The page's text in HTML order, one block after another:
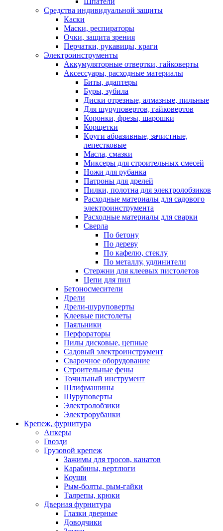
Средства индивидуальной защиты
Каски
Маски, респираторы
Очки, защита зрения
Перчатки, рукавицы, краги
Электроинструменты
Аккумуляторные отвертки, гайковерты
Аксессуары, расходные материалы
Биты, адаптеры
Буры, зубила
Диски отрезные, алмазные, пильные
Для шуруповертов, гайковертов
Коронки, фрезы, шарошки
Корщетки
Круги абразивные, зачистные,
лепестковые
Масла, смазки
Миксеры для строительных смесей
Ножи для рубанка
Патроны для дрелей
Пилки, полотна для электролобзиков
Расходные материалы для садового
электроинструмента
Расходные материалы для сварки
Сверла
По бетону
По дереву
По кафелю, стеклу
По металлу, удлинители
Стержни для клеевых пистолетов
Цепи для пил
Бетоносмесители
Дрели
Дрели-шуруповерты
Клеевые пистолеты
Паяльники
Перфораторы
Пилы дисковые, цепные
Садовый электроинструмент
Сварочное оборудование
Строительные фены
Точильный инструмент
Шлифмашины
Шуруповерты
Электролобзики
Электрорубанки
Крепеж, фурнитура
Анкеры
Гвозди
Грузовой крепеж
Зажимы для тросов, канатов
Карабины, вертлюги
Коуши
Рым-болты, рым-гайки
Талрепы, крюки
Дверная фурнитура
Глазки дверные
Доводчики